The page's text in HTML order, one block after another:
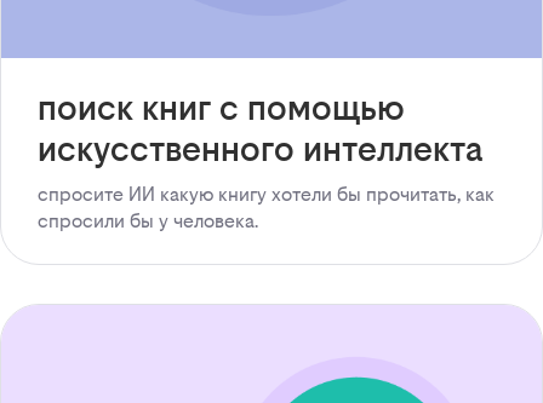
поиск книг с помощью
искусственного интеллекта
спросите ИИ какую книгу хотели бы прочитать, как
спросили бы у человека.